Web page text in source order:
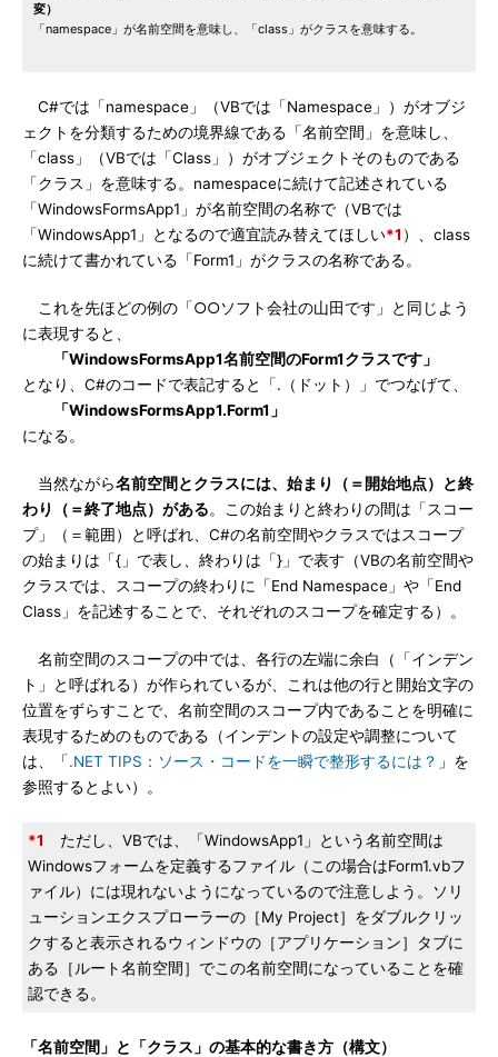
変）
「namespace」が名前空間を意味し、「class」がクラスを意味する。
C#では「namespace」（VBでは「Namespace」）がオブジ
ェクトを分類するための境界線である「名前空間」を意味し、
「class」（VBでは「Class」）がオブジェクトそのものである
「クラス」を意味する。namespaceに続けて記述されている
「WindowsFormsApp1」が名前空間の名称で（VBでは
「WindowsApp1」となるので適宜読み替えてほしい*1 ）、class
に続けて書かれている「Form1」がクラスの名称である。
これを先ほどの例の「○○ソフト会社の山田です」と同じよう
に表現すると、
「WindowsFormsApp1名前空間のForm1クラスです」
となり、C#のコードで表記すると「.（ドット）」でつなげて、
「WindowsFormsApp1.Form1」
になる。
当然ながら名前空間とクラスには、始まり（＝開始地点）と終
わり（＝終了地点）がある。この始まりと終わりの間は「スコー
プ」（＝範囲）と呼ばれ、C#の名前空間やクラスではスコープ
の始まりは「{」で表し、終わりは「}」で表す（VBの名前空間や
クラスでは、スコープの終わりに「End Namespace」や「End
Class」を記述することで、それぞれのスコープを確定する）。
名前空間のスコープの中では、各行の左端に余白（「インデン
ト」と呼ばれる）が作られているが、これは他の行と開始文字の
位置をずらすことで、名前空間のスコープ内であることを明確に
表現するためのものである（インデントの設定や調整について
は、「.NET TIPS：ソース・コードを一瞬で整形するには？ 」を
参照するとよい）。
*1
ただし、VBでは、「WindowsApp1」という名前空間は
Windowsフォームを定義するファイル（この場合はForm1.vbフ
ァイル）には現れないようになっているので注意しよう。ソリ
ューションエクスプローラーの［My Project］をダブルクリッ
クすると表示されるウィンドウの［アプリケーション］タブに
ある［ルート名前空間］でこの名前空間になっていることを確
認できる。
「名前空間」と「クラス」の基本的な書き方（構文）